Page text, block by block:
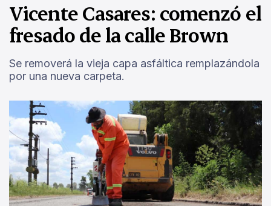
Vicente Casares: comenzó el
fresado de la calle Brown
Se removerá la vieja capa asfáltica remplazándola
por una nueva carpeta.